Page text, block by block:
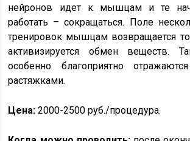
нейронов идет к мышцам и те
работать – сокращаться. Поле
тренировок мышцам возвращается
активизируется обмен веществ.
особенно благоприятно
растяжками.
Цена: 2000-2500 руб./процедура.